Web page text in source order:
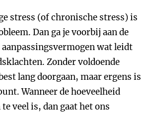
stress (of chronische stress) is
Dan ga je voorbij aan de
aanpassingsvermogen wat leidt
Zonder voldoende
lang doorgaan, maar ergens is
Wanneer de hoeveelheid
veel is, dan gaat het ons